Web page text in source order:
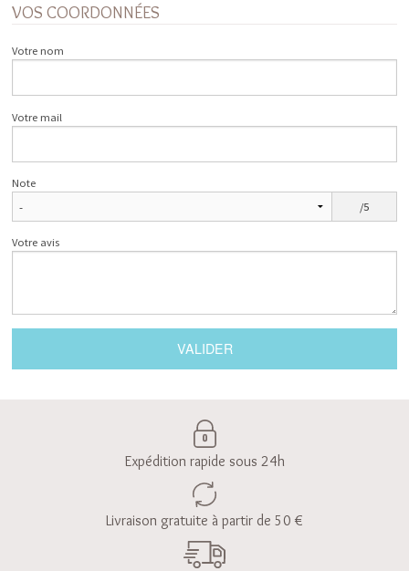
VOS COORDONNÉES
Votre nom
Votre mail
Note
/5
Votre avis
Expédition rapide sous 24h
Livraison gratuite à partir de 50 €